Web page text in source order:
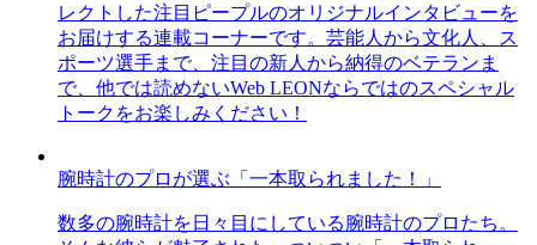
レクトした注目ピープルのオリジナルインタビューを
お届けする連載コーナーです。芸能人から文化人、ス
ポーツ選手まで、注目の新人から納得のベテランま
で、他では読めないWeb LEONならではのスペシャル
トークをお楽しみください！
腕時計のプロが選ぶ「一本取られました！」
数多の腕時計を日々目にしている腕時計のプロたち。